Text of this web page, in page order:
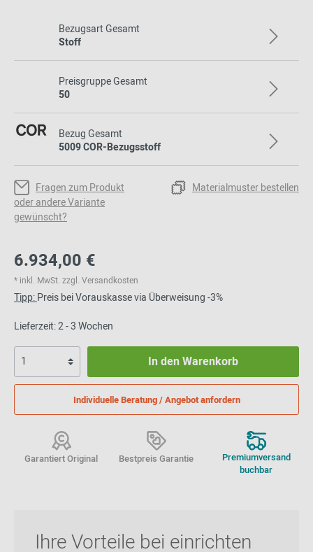
Bezugsart Gesamt
Stoff
Preisgruppe Gesamt
50
Bezug Gesamt
5009 COR-Bezugsstoff
Fragen zum Produkt
oder andere Variante
gewünscht?
Materialmuster bestellen
6.934,00 €
* inkl. MwSt. zzgl. Versandkosten
Tipp:Preis bei Vorauskasse via Überweisung -3%
Lieferzeit: 2 - 3 Wochen
In den Warenkorb
Individuelle Beratung / Angebot anfordern
Garantiert Original Bestpreis Garantie
Premiumversand
buchbar
Ihre Vorteile bei einrichten